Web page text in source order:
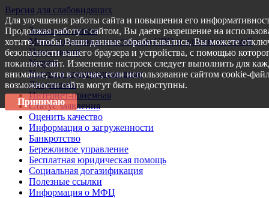
Версия для слабовидящих
Запись на прием
Меры поддержки участникам СВО и членам их семей
Пресс-центр
Услуги
Услуги в электронном виде
Документы
Интернет-приемная
Статус заявления
Оценить качество
Информация о загруженности
Банкротство
Бережливое управление
Бесплатная юридическая помощь
Социальная догазификация
Полезные ссылки
Информация о МФЦ
Для улучшения работы сайта и повышения его
Продолжая работу с сайтом, Вы даете разрешение на
хотите, чтобы Ваши данные обрабатывались, Вы можете
безопасности вашего браузера и устройства, с помощью
покиньте сайт. Изменение настроек следует выполнить для
внимание, что в случае, если использование сайтом cookie-
возможности сайта могут быть недоступны.
Принимаю